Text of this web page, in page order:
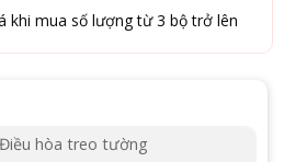
khi mua số lượng từ 3 bộ trở lên
Điều hòa treo tường